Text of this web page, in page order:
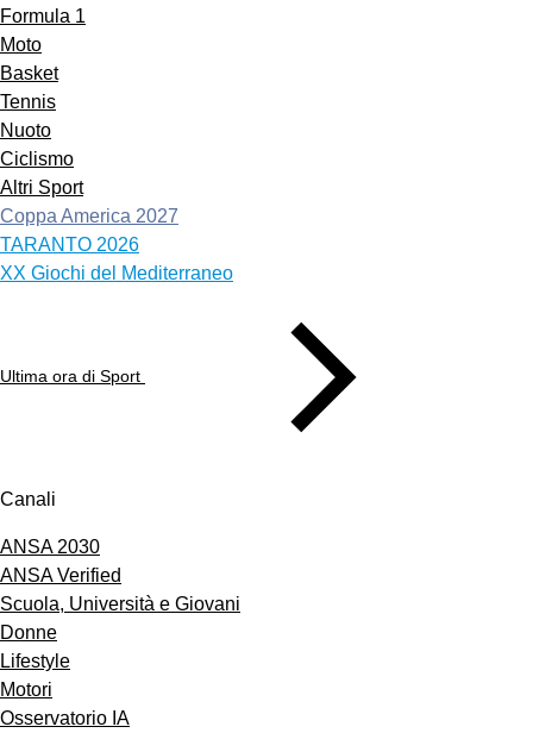
Formula 1
Moto
Basket
Tennis
Nuoto
Ciclismo
Altri Sport
Coppa America 2027
TARANTO 2026
XX Giochi del Mediterraneo
Ultima ora di Sport
Canali
ANSA 2030
ANSA Verified
Scuola, Università e Giovani
Donne
Lifestyle
Motori
Osservatorio IA